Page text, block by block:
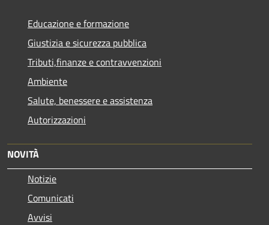
Educazione e formazione
Giustizia e sicurezza pubblica
Tributi,finanze e contravvenzioni
Ambiente
Salute, benessere e assistenza
Autorizzazioni
NOVITÀ
Notizie
Comunicati
Avvisi